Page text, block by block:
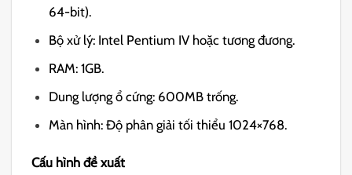
64-bit).
Bộ xử lý: Intel Pentium IV hoặc tương đương.
RAM: 1GB.
Dung lượng ổ cứng: 600MB trống.
Màn hình: Độ phân giải tối thiểu 1024×768.
Cấu hình đề xuất